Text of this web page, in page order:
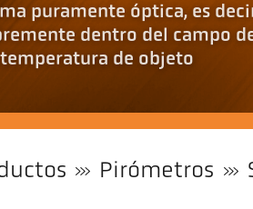
puramente óptica, es
dentro del campo
de objeto
Pirómetros